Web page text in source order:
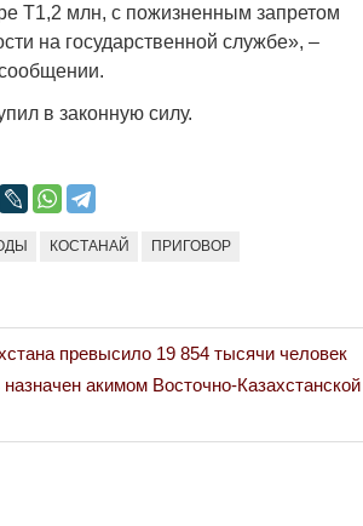
Т1,2 млн, с пожизненным запретом
на государственной службе», –
в законную силу.
КОСТАНАЙ ПРИГОВОР
превысило 19 854 тысячи человек
акимом Восточно-Казахстанской